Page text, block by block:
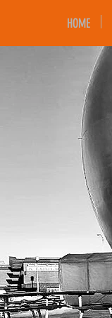
HOME